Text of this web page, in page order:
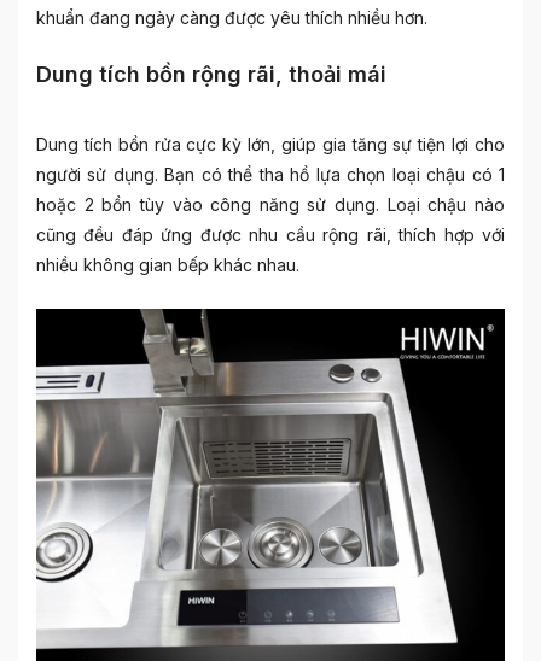
khuẩn đang ngày càng được yêu thích nhiều hơn.
Dung tích bồn rộng rãi, thoải mái
Dung tích bồn rửa cực kỳ lớn, giúp gia tăng sự tiện lợi cho
người sử dụng. Bạn có thể tha hồ lựa chọn loại chậu có 1
hoặc 2 bồn tùy vào công năng sử dụng. Loại chậu nào
cũng đều đáp ứng được nhu cầu rộng rãi, thích hợp với
nhiều không gian bếp khác nhau.